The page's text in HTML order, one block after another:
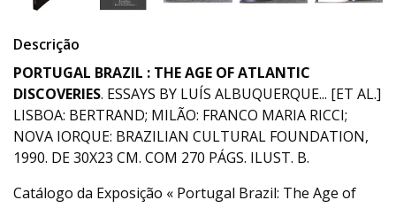
Descrição
PORTUGAL BRAZIL : THE AGE OF ATLANTIC
DISCOVERIES. ESSAYS BY LUÍS ALBUQUERQUE... [ET AL.]
LISBOA: BERTRAND; MILÃO: FRANCO MARIA RICCI;
NOVA IORQUE: BRAZILIAN CULTURAL FOUNDATION,
1990. DE 30X23 CM. COM 270 PÁGS. ILUST. B.
Catálogo da Exposição « Portugal Brazil: The Age of